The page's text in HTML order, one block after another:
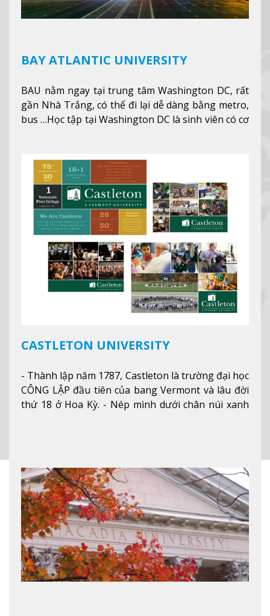
BAY ATLANTIC UNIVERSITY
BAU nằm ngay tại trung tâm Washington DC, rất
gần Nhà Trắng, có thể đi lại dễ dàng bằng metro,
bus …Học tập tại Washington DC là sinh viên có cơ
nghiệp ở Mỹ, #7 thành phố an toàn nhất trên Thế
Xem thêm
CASTLETON UNIVERSITY
- Thành lập năm 1787, Castleton là trường đại học
CÔNG LẬP đầu tiên của bang Vermont và lâu đời
thứ 18 ở Hoa Kỳ. - Nép mình dưới chân núi xanh
tuyết của trường, sinh viên có thể thưởng thức vẻ
đẹp tự nhiên của Vermont từ mọi góc trong
khuôn viên trường.Xem thêm